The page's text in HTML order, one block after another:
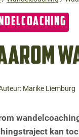
Marike Liemburg
kan